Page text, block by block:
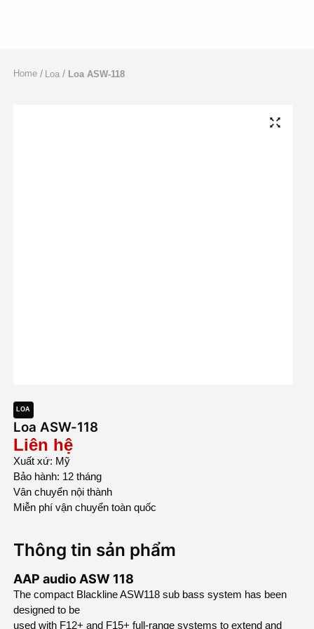
Home Loa Loa ASW-118
LOA
Loa ASW-118
Liên hệ
Xuất xứ: Mỹ
Bảo hành: 12 tháng
Vân chuyển nội thành
Miễn phí vận chuyển toàn quốc
Thông tin sản phẩm
AAP audio ASW 118
The compact Blackline ASW118 sub bass system has been
designed to be
used with F12+ and F15+ full-range systems to extend and